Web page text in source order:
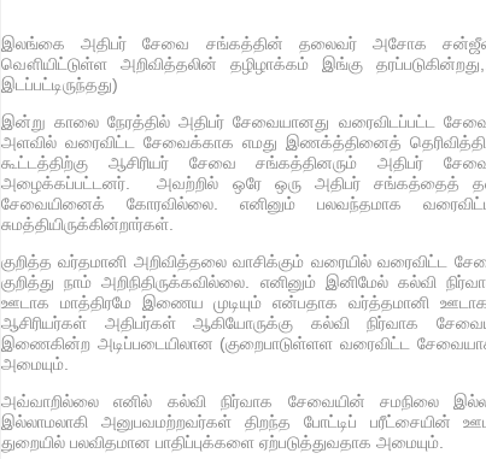
இலங்கை அதிபர் சேவை சங்கத்தின் தலைவர் அசோக சன்ஜீவ
வௌியிட்டுள்ள அறிவித்தலின் தழிழாக்கம் இங்கு
இடப்பட்டிருந்தது)
இன்று காலை நேரத்தில் அதிபர் சேவையானது வரைவிடப்பட்ட
அளவில் வரைவிட்ட சேவைக்காக எமது இணக்த்தினைத்
கூட்டத்திற்கு ஆசிரியர் சேவை சங்கத்தினரும் அதிபர்
அழைக்கப்பட்டனர். அவற்றில் ஒரே ஒரு அதிபர் சங்கத்தைத்
சேவையினைக் கோரவில்லை. எனினும் பலவந்தமாக
சுமத்தியிருக்கின்றார்கள்.
குறித்த வர்தமானி அறிவித்தலை வாசிக்கும் வரையில் வரைவிட்ட
குறித்து நாம் அறிநிதிருக்கவில்லை. எனினும் இனிமேல் கல்வி
ஊடாக மாத்திரமே இணைய முடியும் என்பதாக வர்த்தமானி
ஆசிரியர்கள் அதிபர்கள் ஆகியோருக்கு கல்வி நிர்வாக
இணைகின்ற அடிப்படையிலான (குறைபாடுள்ளள வரைவிட்ட
அமையும்.
அவ்வாறில்லை எனில் கல்வி நிர்வாக சேவையின் சமநிலை
இல்லாமலாகி அனுபவமற்றவர்கள் திறந்த போட்டிப்
துறையில் பலவிதமான பாதிப்புக்களை ஏற்படுத்துவதாக அமையும்.